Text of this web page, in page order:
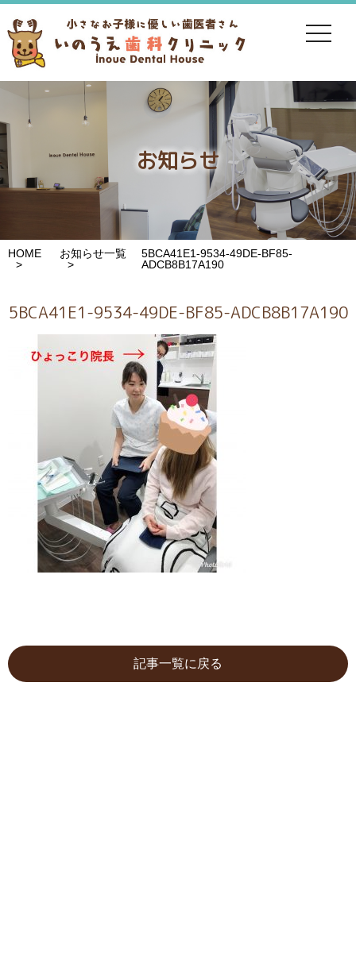
toggle
お知らせ
HOME お知らせ一覧
5BCA41E1-9534-49DE-BF85-
ADCB8B17A190
5BCA41E1-9534-49DE-BF85-ADCB8B17A190
記事一覧に戻る